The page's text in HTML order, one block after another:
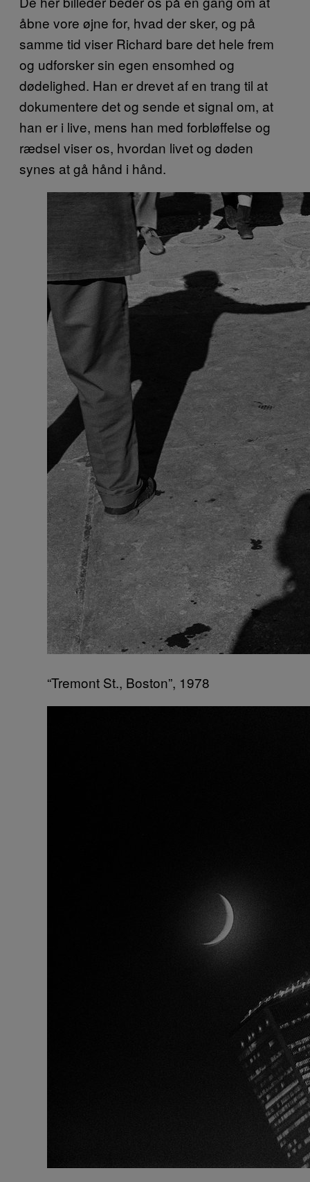
åbne vore øjne for, hvad der sker, og på
samme tid viser Richard bare det hele frem
og udforsker sin egen ensomhed og
dødelighed. Han er drevet af en trang til at
dokumentere det og sende et signal om, at
han er i live, mens han med forbløffelse og
rædsel viser os, hvordan livet og døden
synes at gå hånd i hånd.
“Tremont St., Boston”, 1978